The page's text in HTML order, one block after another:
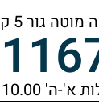
ימינה מהמעלית עד הסוף
צהריים 14.00-15.00